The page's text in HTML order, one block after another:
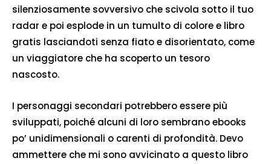
silenziosamente sovversivo che scivola sotto il tuo
radar e poi esplode in un tumulto di colore e libro
gratis lasciandoti senza fiato e disorientato, come
un viaggiatore che ha scoperto un tesoro
nascosto.
I personaggi secondari potrebbero essere più
sviluppati, poiché alcuni di loro sembrano ebooks
po’ unidimensionali o carenti di profondità. Devo
ammettere che mi sono avvicinato a questo libro